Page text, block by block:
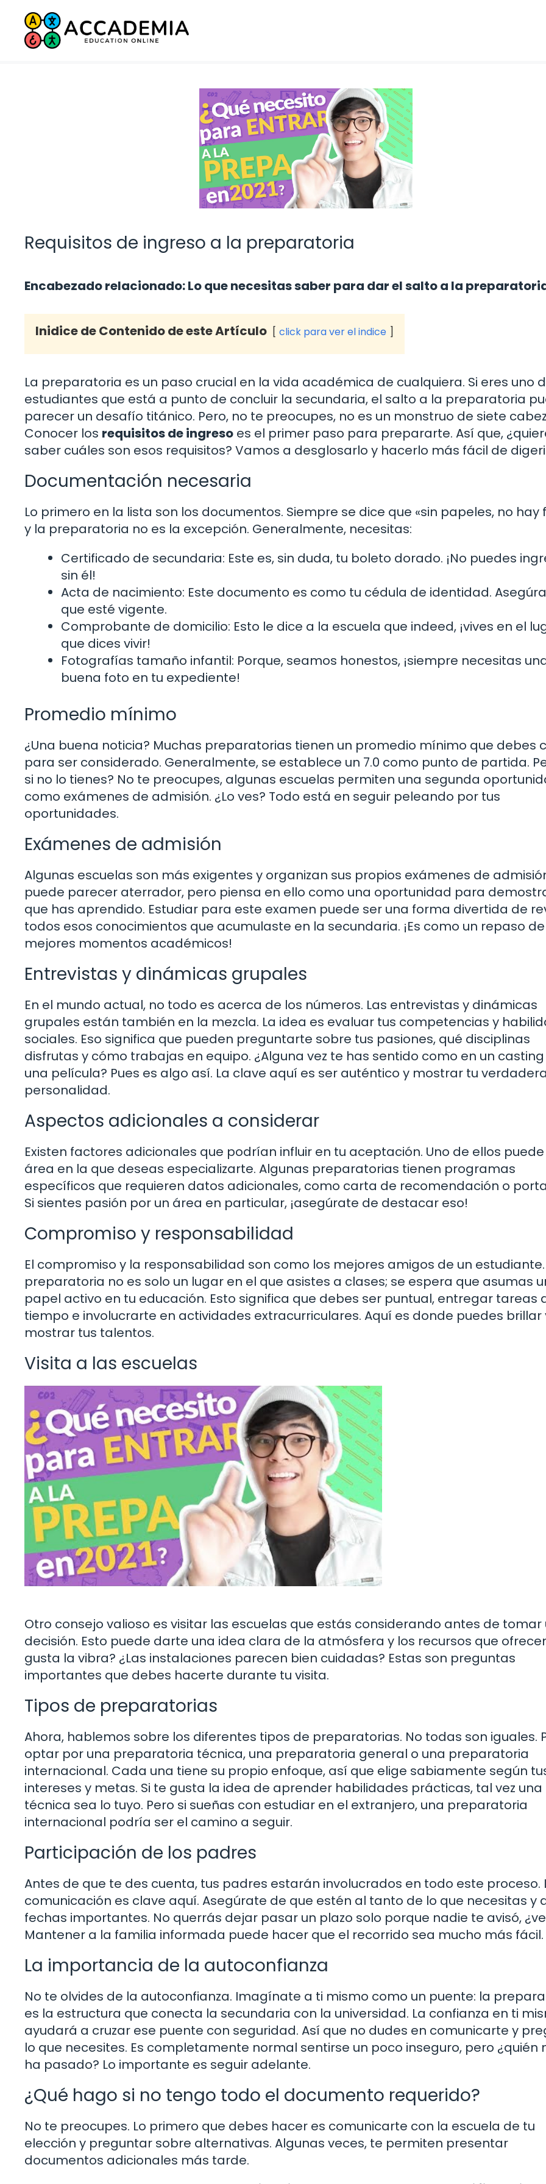
Saltar
contenido
Requisitos de ingreso a la preparatoria
Encabezado relacionado: Lo que necesitas saber para dar el salto a la
Inidice de Contenido de este Artículo click para ver el indice
La preparatoria es un paso crucial en la vida académica de cualquiera. Si eres uno
estudiantes que está a punto de concluir la secundaria, el salto a la preparatoria
parecer un desafío titánico. Pero, no te preocupes, no es un monstruo de siete
Conocer los requisitos de ingreso es el primer paso para prepararte. Así que,
saber cuáles son esos requisitos? Vamos a desglosarlo y hacerlo más fácil de
Documentación necesaria
Lo primero en la lista son los documentos. Siempre se dice que «sin papeles, no hay
y la preparatoria no es la excepción. Generalmente, necesitas:
Certificado de secundaria: Este es, sin duda, tu boleto dorado. ¡No puedes
sin él!
Acta de nacimiento: Este documento es como tu cédula de identidad.
que esté vigente.
Comprobante de domicilio: Esto le dice a la escuela que indeed, ¡vives en el
que dices vivir!
Fotografías tamaño infantil: Porque, seamos honestos, ¡siempre necesitas
buena foto en tu expediente!
Promedio mínimo
¿Una buena noticia? Muchas preparatorias tienen un promedio mínimo que debes
para ser considerado. Generalmente, se establece un 7.0 como punto de partida.
si no lo tienes? No te preocupes, algunas escuelas permiten una segunda
como exámenes de admisión. ¿Lo ves? Todo está en seguir peleando por tus
oportunidades.
Exámenes de admisión
Algunas escuelas son más exigentes y organizan sus propios exámenes de
puede parecer aterrador, pero piensa en ello como una oportunidad para
que has aprendido. Estudiar para este examen puede ser una forma divertida de
todos esos conocimientos que acumulaste en la secundaria. ¡Es como un repaso
mejores momentos académicos!
Entrevistas y dinámicas grupales
En el mundo actual, no todo es acerca de los números. Las entrevistas y dinámicas
grupales están también en la mezcla. La idea es evaluar tus competencias y
sociales. Eso significa que pueden preguntarte sobre tus pasiones, qué disciplinas
disfrutas y cómo trabajas en equipo. ¿Alguna vez te has sentido como en un
una película? Pues es algo así. La clave aquí es ser auténtico y mostrar tu
personalidad.
Aspectos adicionales a considerar
Existen factores adicionales que podrían influir en tu aceptación. Uno de ellos
área en la que deseas especializarte. Algunas preparatorias tienen programas
específicos que requieren datos adicionales, como carta de recomendación o
Si sientes pasión por un área en particular, ¡asegúrate de destacar eso!
Compromiso y responsabilidad
El compromiso y la responsabilidad son como los mejores amigos de un estudiante.
preparatoria no es solo un lugar en el que asistes a clases; se espera que asumas
papel activo en tu educación. Esto significa que debes ser puntual, entregar tareas
tiempo e involucrarte en actividades extracurriculares. Aquí es donde puedes brillar
mostrar tus talentos.
Visita a las escuelas
Otro consejo valioso es visitar las escuelas que estás considerando antes de tomar
decisión. Esto puede darte una idea clara de la atmósfera y los recursos que
gusta la vibra? ¿Las instalaciones parecen bien cuidadas? Estas son preguntas
importantes que debes hacerte durante tu visita.
Tipos de preparatorias
Ahora, hablemos sobre los diferentes tipos de preparatorias. No todas son iguales.
optar por una preparatoria técnica, una preparatoria general o una preparatoria
internacional. Cada una tiene su propio enfoque, así que elige sabiamente según
intereses y metas. Si te gusta la idea de aprender habilidades prácticas, tal vez una
técnica sea lo tuyo. Pero si sueñas con estudiar en el extranjero, una preparatoria
internacional podría ser el camino a seguir.
Participación de los padres
Antes de que te des cuenta, tus padres estarán involucrados en todo este proceso.
comunicación es clave aquí. Asegúrate de que estén al tanto de lo que necesitas y
fechas importantes. No querrás dejar pasar un plazo solo porque nadie te avisó,
Mantener a la familia informada puede hacer que el recorrido sea mucho más fácil.
La importancia de la autoconfianza
No te olvides de la autoconfianza. Imagínate a ti mismo como un puente: la
es la estructura que conecta la secundaria con la universidad. La confianza en ti
ayudará a cruzar ese puente con seguridad. Así que no dudes en comunicarte y
lo que necesites. Es completamente normal sentirse un poco inseguro, pero ¿quién
ha pasado? Lo importante es seguir adelante.
¿Qué hago si no tengo todo el documento requerido?
No te preocupes. Lo primero que debes hacer es comunicarte con la escuela de tu
elección y preguntar sobre alternativas. Algunas veces, te permiten presentar
documentos adicionales más tarde.